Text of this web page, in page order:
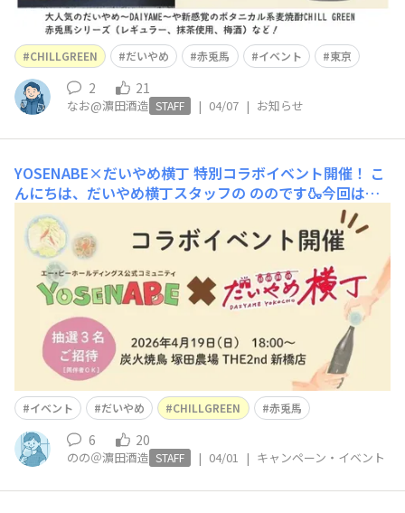
CHILLGREEN だいやめ 赤兎馬 イベント 東京
2 21
なお@濵田酒造 STAFF | 04/07 | お知らせ
YOSENABE×だいやめ横丁 特別コラボイベント開催！ こ
んにちは、だいやめ横丁スタッフの ののです🍶今回は、
だいやめ横丁初となるリアルイベント…そしてコラボレー
ション企画のお知らせです！APホールディングス様が運
営するコミュニティ『YOSENABE』様とご一緒し、焼酎
を学び、味わい、料理とともに楽しむイベントを開催する
ことになりました。普段は、APホー
イベント だいやめ CHILLGREEN 赤兎馬
6 20
のの＠濵田酒造 STAFF | 04/01 | キャンペーン・イベント